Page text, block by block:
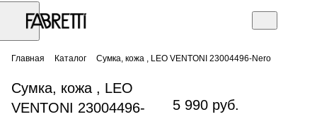
Главная Каталог Сумка, кожа , LEO VENTONI 23004496-Nero
Сумка, кожа , LEO
VENTONI 23004496-
5 990 руб.